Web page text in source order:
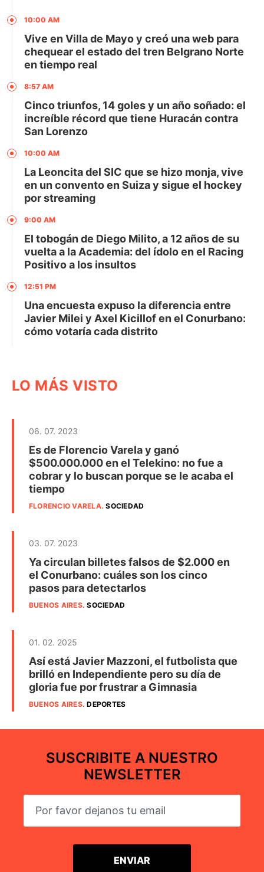
10:00 AM
Vive en Villa de Mayo y creó una web para
chequear el estado del tren Belgrano Norte
en tiempo real
8:57 AM
Cinco triunfos, 14 goles y un año soñado: el
increíble récord que tiene Huracán contra
San Lorenzo
10:00 AM
La Leoncita del SIC que se hizo monja, vive
en un convento en Suiza y sigue el hockey
por streaming
9:00 AM
El tobogán de Diego Milito, a 12 años de su
vuelta a la Academia: del ídolo en el Racing
Positivo a los insultos
12:51 PM
Una encuesta expuso la diferencia entre
Javier Milei y Axel Kicillof en el Conurbano:
cómo votaría cada distrito
LO MÁS VISTO
06. 07. 2023
Es de Florencio Varela y ganó
$500.000.000 en el Telekino: no fue a
cobrar y lo buscan porque se le acaba el
tiempo
FLORENCIO VARELA.SOCIEDAD
03. 07. 2023
Ya circulan billetes falsos de $2.000 en
el Conurbano: cuáles son los cinco
pasos para detectarlos
BUENOS AIRES.SOCIEDAD
01. 02. 2025
Así está Javier Mazzoni, el futbolista que
brilló en Independiente pero su día de
gloria fue por frustrar a Gimnasia
BUENOS AIRES.DEPORTES
SUSCRIBITE A NUESTRO
NEWSLETTER